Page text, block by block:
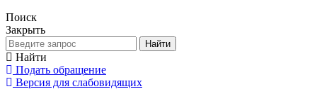
Поиск
Закрыть
Найти
Найти
Подать обращение
Версия для слабовидящих